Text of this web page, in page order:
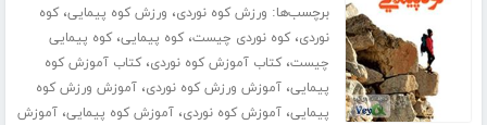
برچسب‌ها: ورزش کوه نوردی، ورزش کوه پیمایی،کوه
نوردی،کوه نوردی چیست،کوه پیمایی،کوه پیمایی
چیست،کتاب آموزش کوه نوردی،کتاب آموزش کوه
پیمایی،آموزش ورزش کوه نوردی،آموزش ورزش کوه
پیمایی،آموزش کوه نوردی،آموزش کوه پیمایی،آموزش